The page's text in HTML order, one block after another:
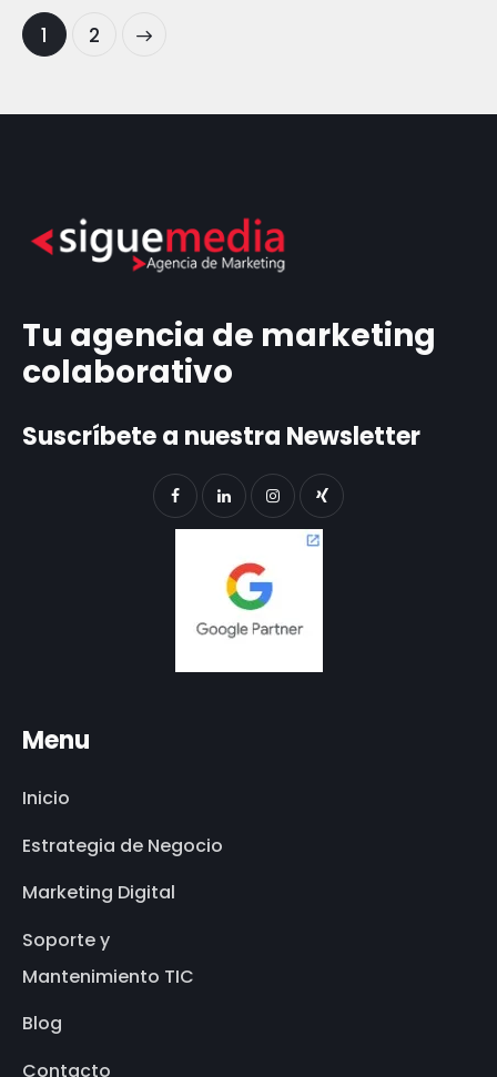
1 2
Tu agencia de marketing
colaborativo
Suscríbete a nuestra Newsletter
Menu
Inicio
Estrategia de Negocio
Marketing Digital
Soporte y
Mantenimiento TIC
Blog
Contacto